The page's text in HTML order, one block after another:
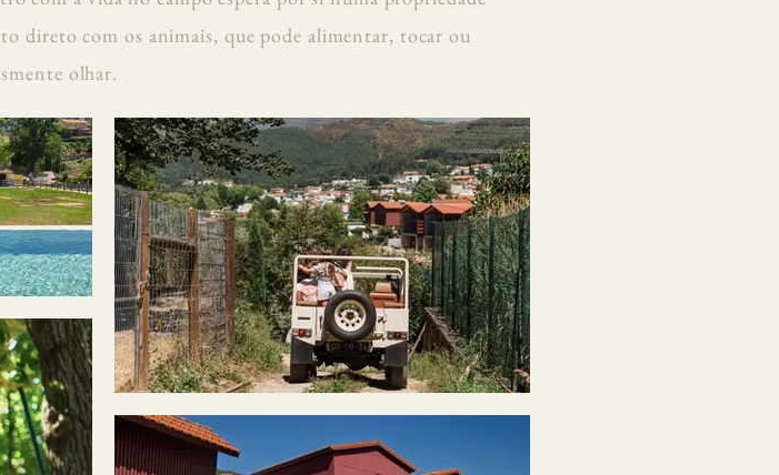
direto com os animais, que pode alimentar, tocar ou
olhar.